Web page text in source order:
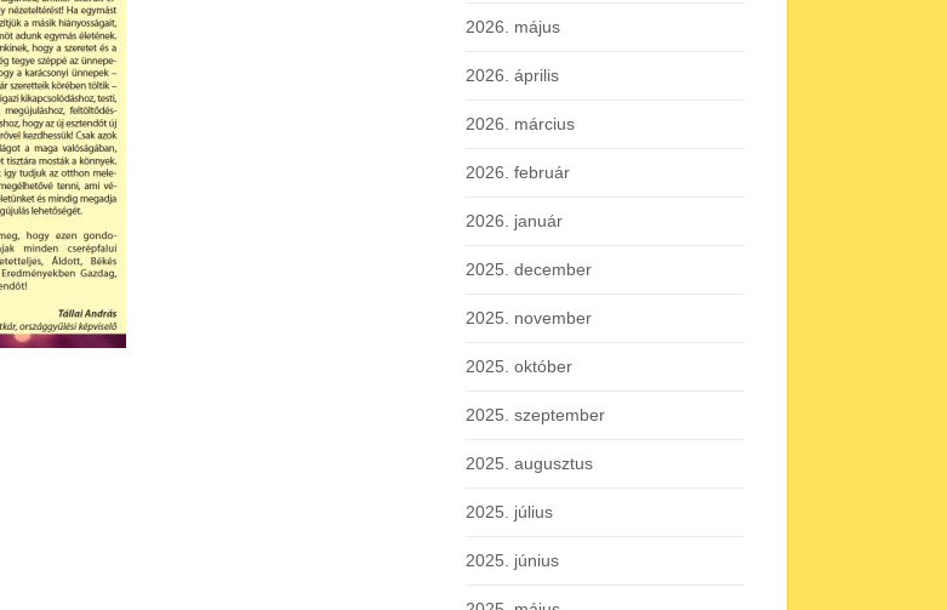
2026. május
2026. április
2026. március
2026. február
2026. január
2025. december
2025. november
2025. október
2025. szeptember
2025. augusztus
2025. július
2025. június